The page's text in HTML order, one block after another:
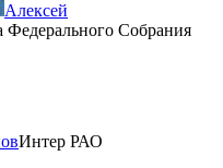
Алексей
Федерального Собрания
Интер РАО